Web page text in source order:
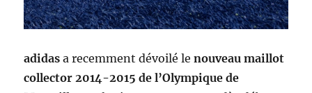
adidasa recemment dévoilé lenouveau maillot
collector 2014-2015 de l’Olympique de